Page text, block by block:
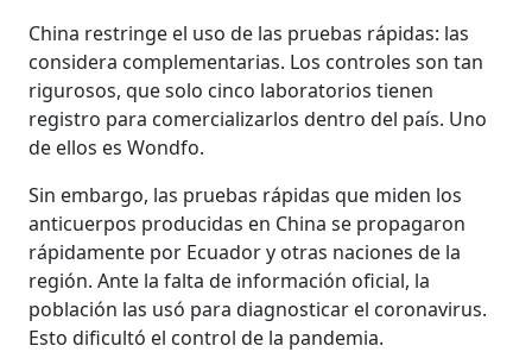
China restringe el uso de las pruebas rápidas: las
considera complementarias. Los controles son tan
rigurosos, que solo cinco laboratorios tienen
registro para comercializarlos dentro del país. Uno
de ellos es Wondfo.
Sin embargo, las pruebas rápidas que miden los
anticuerpos producidas en China se propagaron
rápidamente por Ecuador y otras naciones de la
región. Ante la falta de información oficial, la
población las usó para diagnosticar el coronavirus.
Esto dificultó el control de la pandemia.